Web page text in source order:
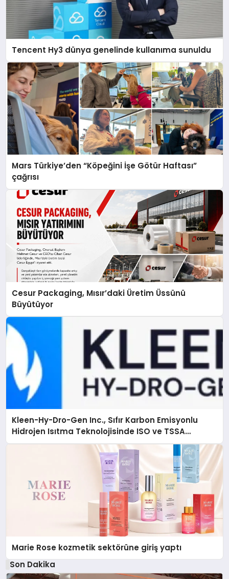
Tencent Hy3 dünya genelinde kullanıma sunuldu
Mars Türkiye’den “Köpeğini İşe Götür Haftası”
çağrısı
Cesur Packaging, Mısır’daki Üretim Üssünü
Büyütüyor
Kleen-Hy-Dro-Gen Inc., Sıfır Karbon Emisyonlu
Hidrojen Isıtma Teknolojisinde ISO ve TSSA
Düzenleyici Onaylarını Aldı
Marie Rose kozmetik sektörüne giriş yaptı
Son Dakika